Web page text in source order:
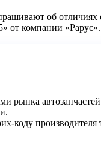
об
от компании «Рарус».
рынка
коду